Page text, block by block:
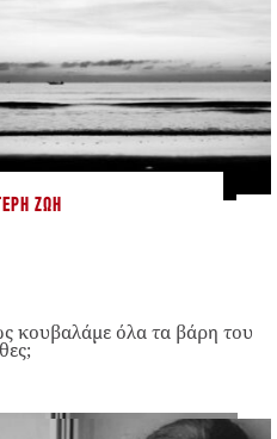
ΖΩΉ
κουβαλάμε όλα τα βάρη του